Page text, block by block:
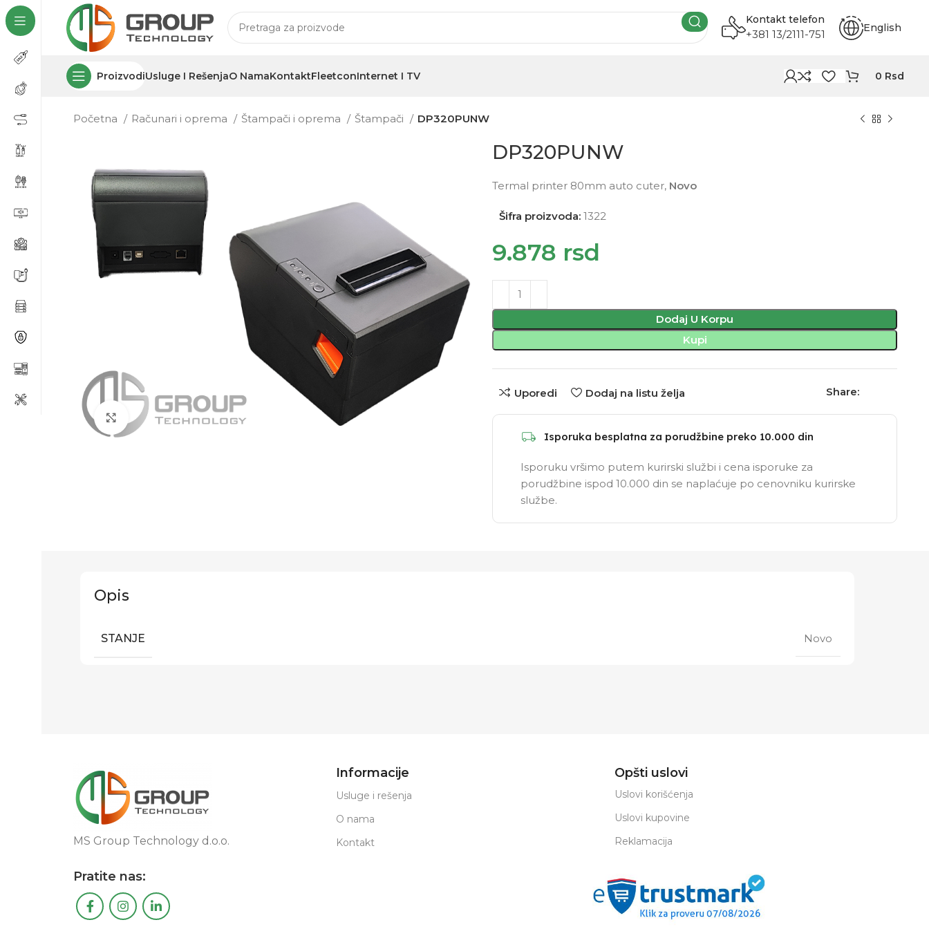
Kontakt telefon
+381 13/2111-751 English
ProizvodiUsluge I RešenjaO NamaKontaktFleetconInternet I TV 0 Rsd
Početna Računari i oprema Štampači i oprema Štampači DP320PUNW
Click to enlarge
DP320PUNW
Termal printer 80mm auto cuter, Novo
Šifra proizvoda: 1322
9.878 rsd
Dodaj U Korpu
Kupi
Uporedi Dodaj na listu želja Share:
Isporuka besplatna za porudžbine preko 10.000 din
Isporuku vršimo putem kurirski službi i cena isporuke za
porudžbine ispod 10.000 din se naplaćuje po cenovniku kurirske
službe.
Opis
STANJE Novo
MS Group Technology d.o.o.
Informacije
Usluge i rešenja
O nama
Kontakt
Opšti uslovi
Uslovi korišćenja
Uslovi kupovine
Reklamacija
Pratite nas: